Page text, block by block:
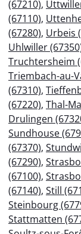
(67210),
(67110),
(67280), Urbeis
Uhlwiller
Truchtersheim
Triembach-au-
(67310),
(67220), Thal-
Drulingen
Sundhouse
(67370),
(67290),
(67100),
(67140), Still
Steinbourg
Stattmatten